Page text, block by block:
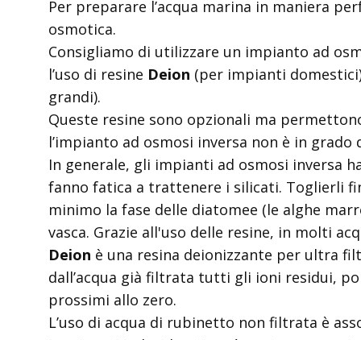
Per preparare l’acqua marina in maniera
osmotica.
Consigliamo di utilizzare un impianto ad
l’uso di resine Deion (per impianti
grandi).
Queste resine sono opzionali ma
l’impianto ad osmosi inversa non è in
In generale, gli impianti ad osmosi inversa
fanno fatica a trattenere i silicati. Toglierli
minimo la fase delle diatomee (le alghe
vasca. Grazie all'uso delle resine, in molti
Deion è una resina deionizzante per ultra
dall’acqua già filtrata tutti gli ioni residui,
prossimi allo zero.
L’uso di acqua di rubinetto non filtrata è